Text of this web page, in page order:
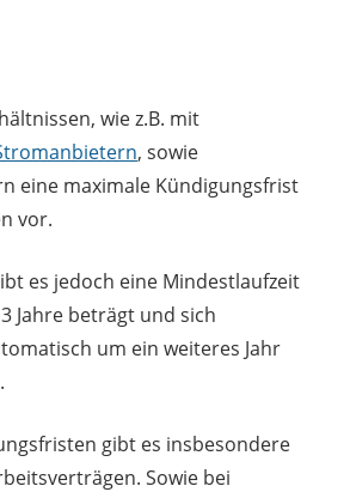
wie z.B. mit
, sowie
eine maximale Kündigungsfrist
vor.
es jedoch eine Mindestlaufzeit
Jahre beträgt und sich
um ein weiteres Jahr
gibt es insbesondere
Sowie bei